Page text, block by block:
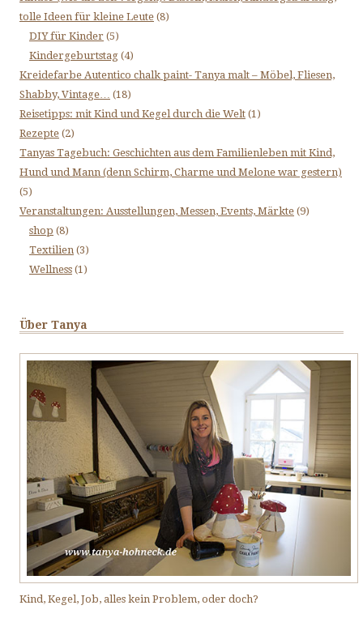
tolle Ideen für kleine Leute (8)
DIY für Kinder (5)
Kindergeburtstag (4)
Kreidefarbe Autentico chalk paint- Tanya malt – Möbel, Fliesen,
Shabby, Vintage…
(18)
Reisetipps: mit Kind und Kegel durch die Welt (1)
Rezepte (2)
Tanyas Tagebuch: Geschichten aus dem Familienleben mit Kind,
Hund und Mann (denn Schirm, Charme und Melone war gestern)
(5)
Veranstaltungen: Ausstellungen, Messen, Events, Märkte (9)
shop (8)
Textilien (3)
Wellness (1)
Über Tanya
Kind, Kegel, Job, alles kein Problem, oder doch?